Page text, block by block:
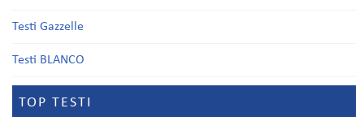
Testi Gazzelle
Testi BLANCO
TOP TESTI